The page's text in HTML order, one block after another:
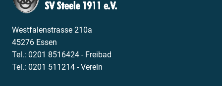
Westfalenstrasse 210a
45276 Essen
Tel.: 0201 8516424 - Freibad
Tel.: 0201 511214 - Verein